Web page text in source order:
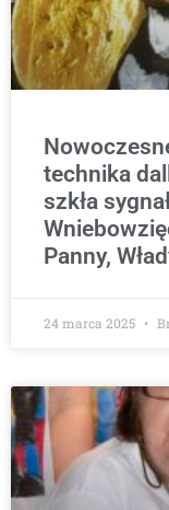
technika
szkła
Panny,
24 marca 2025